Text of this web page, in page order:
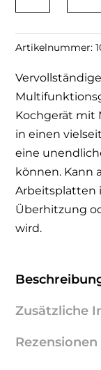
FO
Artikelnummer:
Kochgerät mit
in einen
eine
können. Kann
Arbeitsplatten
Überhitzung
wird.
Zusätzliche
Rezensionen